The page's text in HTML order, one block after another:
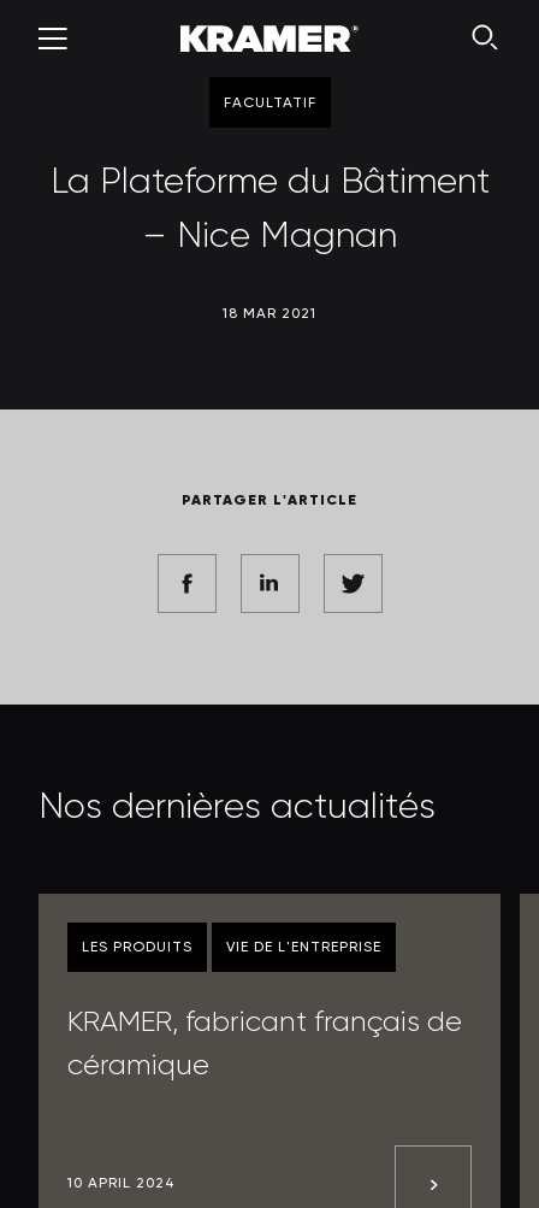
FACULTATIF
La Plateforme du Bâtiment
– Nice Magnan
18 MAR 2021
PARTAGER L'ARTICLE
Nos dernières actua ités
LES PRODUITS VIE DE L'ENTREPRISE
KRAMER, fabricant français de
céramique
10 APRIL 2024